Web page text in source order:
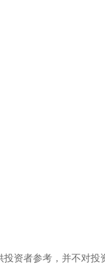
资者参考，并不对投